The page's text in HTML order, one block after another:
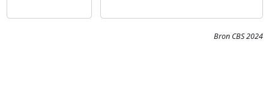
Bron CBS 2024